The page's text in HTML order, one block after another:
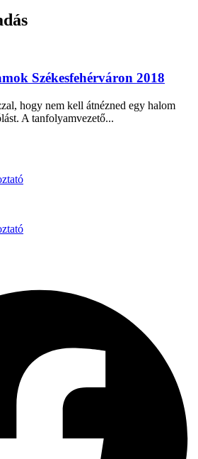
Székesfehérváron 2018
hogy nem kell átnézned egy halom
A tanfolyamvezető...